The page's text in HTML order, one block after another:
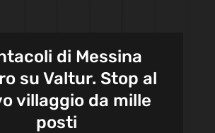
di Messina
su Valtur. Stop al
villaggio da mille
posti